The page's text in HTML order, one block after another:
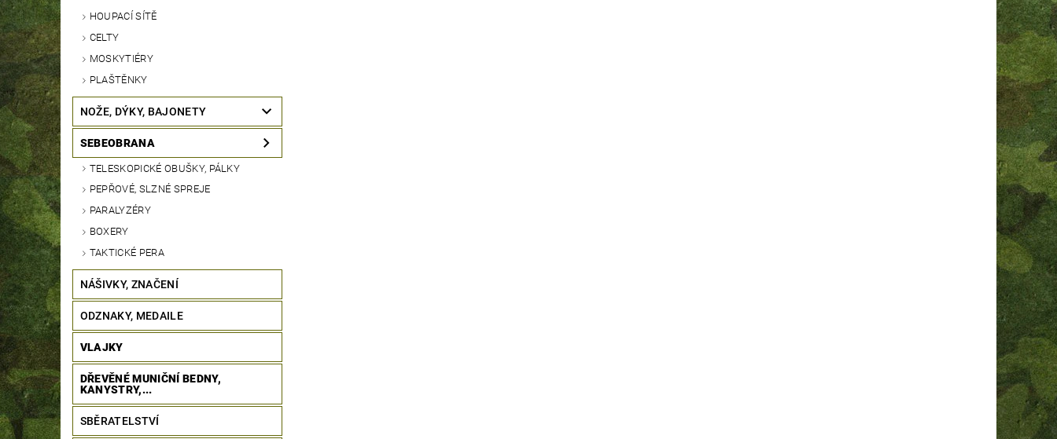
HOUPACÍ SÍTĚ
CELTY
MOSKYTIÉRY
PLAŠTĚNKY
NOŽE, DÝKY, BAJONETY
SEBEOBRANA
TELESKOPICKÉ OBUŠKY, PÁLKY
PEPŘOVÉ, SLZNÉ SPREJE
PARALYZÉRY
BOXERY
TAKTICKÉ PERA
NÁŠIVKY, ZNAČENÍ
ODZNAKY, MEDAILE
VLAJKY
DŘEVĚNÉ MUNIČNÍ BEDNY,
KANYSTRY,...
SBĚRATELSTVÍ